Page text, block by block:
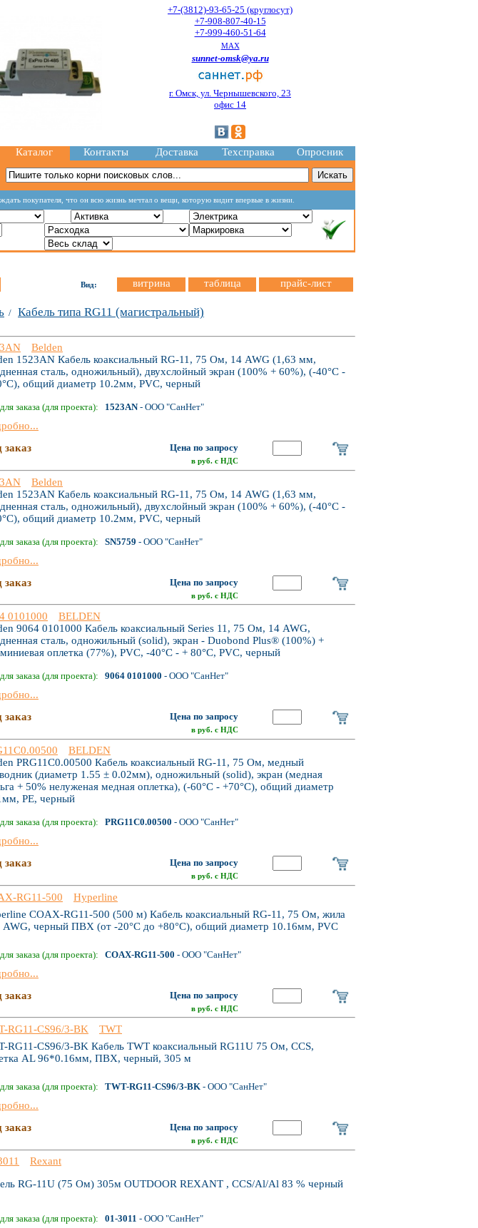
+7-(3812)-93-65-25 (круглосут)
+7-908-807-40-15
+7-999-460-51-64
MAX
sunnet-omsk@ya.ru
г. Омск, ул. Чернышевского, 23
офис 14
Каталог Контакты Доставка Техсправка Опросник
покупателя, что он всю жизнь мечтал о вещи, которую видит впервые в жизни.
Вид: витрина таблица прайс-лист
/ Кабель типа RG11 (магистральный)
Belden
1523AN Кабель коаксиальный RG-11, 75 Ом, 14 AWG (1,63 мм,
сталь, одножильный), двухслойный экран (100% + 60%), (-40°С -
общий диаметр 10.2мм, PVC, черный
заказа (для проекта): 1523AN- ООО "СанНет"
заказ
Цена по запросу
в руб. с НДС
Belden
1523AN Кабель коаксиальный RG-11, 75 Ом, 14 AWG (1,63 мм,
сталь, одножильный), двухслойный экран (100% + 60%), (-40°С -
общий диаметр 10.2мм, PVC, черный
заказа (для проекта): SN5759 - ООО "СанНет"
заказ
Цена по запросу
в руб. с НДС
0101000
BELDEN
9064 0101000 Кабель коаксиальный Series 11, 75 Ом, 14 AWG,
сталь, одножильный (solid), экран - Duobond Plus® (100%) +
оплетка (77%), PVC, -40°С - + 80°С, PVC, черный
заказа (для проекта): 9064 0101000 - ООО "СанНет"
заказ
Цена по запросу
в руб. с НДС
BELDEN
PRG11C0.00500 Кабель коаксиальный RG-11, 75 Ом, медный
(диаметр 1.55 ± 0.02мм), одножильный (solid), экран (медная
+ 50% нелуженая медная оплетка), (-60°С - +70°С), общий диаметр
PE, черный
заказа (для проекта): PRG11C0.00500 - ООО "СанНет"
заказ
Цена по запросу
в руб. с НДС
RG11-500
Hyperline
COAX-RG11-500 (500 м) Кабель коаксиальный RG-11, 75 Ом, жила
AWG, черный ПВХ (от -20°C дo +80°C), общий диаметр 10.16мм, PVC
заказа (для проекта): COAX-RG11-500 - ООО "СанНет"
заказ
Цена по запросу
в руб. с НДС
RG11-CS96/3-BK
TWT
RG11-CS96/3-BK Кабель TWT коаксиальный RG11U 75 Ом, CCS,
AL 96*0.16мм, ПВХ, черный, 305 м
заказа (для проекта): TWT-RG11-CS96/3-BK - ООО "СанНет"
заказ
Цена по запросу
в руб. с НДС
Rexant
RG-11U (75 Ом) 305м OUTDOOR REXANT , CCS/Al/Al 83 % черный
заказа (для проекта): 01-3011 - ООО "СанНет"